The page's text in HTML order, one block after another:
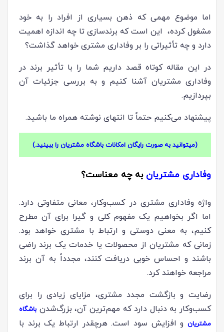
اما موضوع مهمی که ذهن بسیاری از افراد را به خود
مشغول کرده، این است که برندسازی تا چه اندازه اهمیت
دارد و چه تأثیراتی را بر وفاداری مشتری خواهد گذاشت؟
در این مقاله کوتاه قصد داریم شما را با تأثیر برند در
وفاداری مشتریان آشنا کنیم و به بررسی جزئیات آن
بپردازیم.
پیشنهاد می‌کنیم حتماً تا انتهای نوشته همراه ما باشید.
(میتوانید به صورت رایگان امکانات باشگاه مشتریان را ببینید.)
وفاداری مشتریان به چه معناست؟
واژه وفاداری مشتری در کسب‌و‌کار، معانی متفاوتی دارد.
اما اگر بخواهیم یک مفهوم کلی و گیرا برای آن مطرح
کنیم، به معنی دوستی و ارتباط با مشتری خواهد بود.
زمانی که مشتریان از محصولات یا خدمات یک برند راضی
باشند و احساس خوبی دریافت کنند، مجدداً به آن برند
مراجعه خواهند کرد.
رضایت و بازگشت مجدد مشتری، مزایای زیادی را برای
کسب‌و‌کار به دنبال دارد که مهم‌ترین آن، بزرگ‌شدن باشگاه
مشتریان و افزایش سود است. هرچقدر ارتباط یک برند با